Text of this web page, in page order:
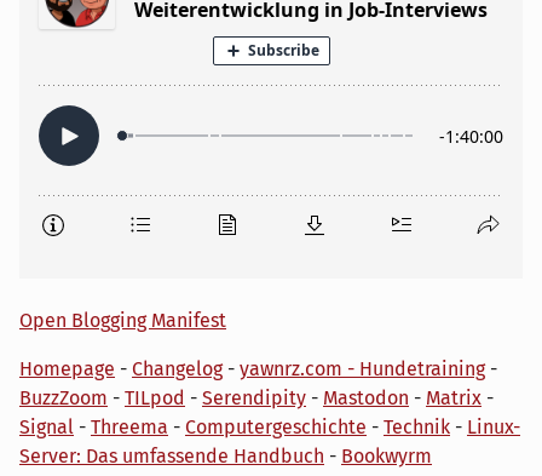
Open Blogging Manifest
Homepage - Changelog- yawnrz.com - Hundetraining-
BuzzZoom - TILpod - Serendipity - Mastodon - Matrix -
Signal - Threema - Computergeschichte - Technik - Linux-
Server: Das umfassende Handbuch - Bookwyrm